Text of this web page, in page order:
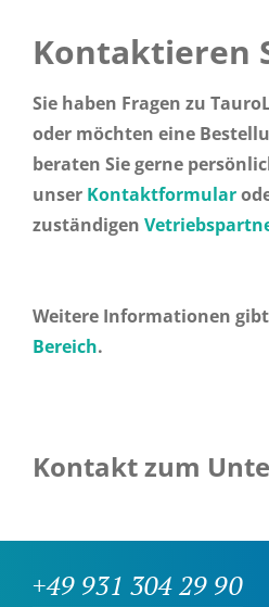
Kontaktieren
Sie haben Fragen zu
oder möchten eine
beraten Sie gerne
unser Kontaktformular
zuständigen
Weitere Informationen
Bereich.
Kontakt zum
+49 931 304 29 90